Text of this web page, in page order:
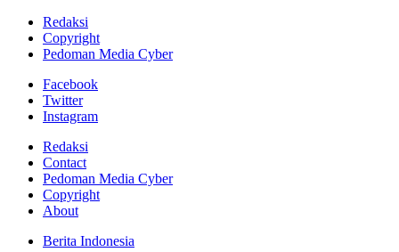
Redaksi
Copyright
Pedoman Media Cyber
Facebook
Twitter
Instagram
Redaksi
Contact
Pedoman Media Cyber
Copyright
About
Berita Indonesia